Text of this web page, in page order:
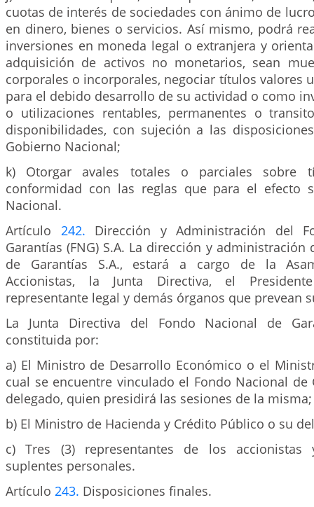
cuotas de interés de sociedades con ánimo de
en dinero, bienes o servicios. Así mismo, podrá
inversiones en moneda legal o extranjera y
adquisición de activos no monetarios, sean
corporales o incorporales, negociar títulos valores
para el debido desarrollo de su actividad o como
o utilizaciones rentables, permanentes o
disponibilidades, con sujeción a las
Gobierno Nacional;
k) Otorgar avales totales o parciales sobre
conformidad con las reglas que para el efecto
Nacional.
Artículo 242. Dirección y Administración del
Garantías (FNG) S.A. La dirección y administración
de Garantías S.A., estará a cargo de la
Accionistas, la Junta Directiva, el
representante legal y demás órganos que prevean
La Junta Directiva del Fondo Nacional de
constituida por:
a) El Ministro de Desarrollo Económico o el
cual se encuentre vinculado el Fondo Nacional de
delegado, quien presidirá las sesiones de la misma;
b) El Ministro de Hacienda y Crédito Público o su
c) Tres (3) representantes de los accionistas
suplentes personales.
Artículo 243. Disposiciones finales.